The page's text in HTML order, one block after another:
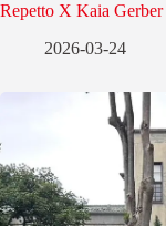
Repetto X Kaia
2026-03-24